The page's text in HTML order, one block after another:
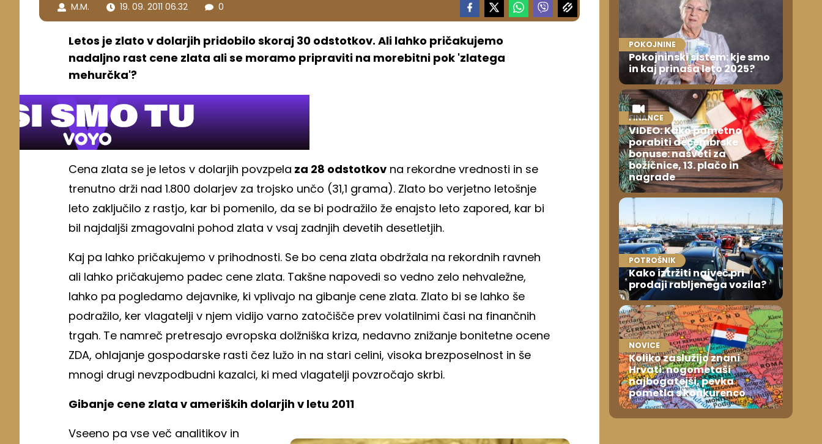
M.M. 19. 09. 2011 06.32 0
Letos je zlato v dolarjih pridobilo skoraj 30 odstotkov. Ali lahko pričakujemo
nadaljno rast cene zlata ali se moramo pripraviti na morebitni pok 'zlatega
mehurčka'?
Cena zlata se je letos v dolarjih povzpela za 28 odstotkov na rekordne vrednosti in se
trenutno drži nad 1.800 dolarjev za trojsko unčo (31,1 grama). Zlato bo verjetno letošnje
leto zaključilo z rastjo, kar bi pomenilo, da se bi podražilo že enajsto leto zapored, kar bi
bil najdaljši zmagovalni pohod zlata v vsaj zadnjih devetih desetletjih.
Kaj pa lahko pričakujemo v prihodnosti. Se bo cena zlata obdržala na rekordnih ravneh
ali lahko pričakujemo padec cene zlata. Takšne napovedi so vedno zelo nehvaležne,
lahko pa pogledamo dejavnike, ki vplivajo na gibanje cene zlata. Zlato bi se lahko še
podražilo, ker vlagatelji v njem vidijo varno zatočišče prev volatilnimi časi na finančnih
trgah. Te namreč pretresajo evropska dolžniška kriza, nedavno znižanje bonitetne ocene
ZDA, ohlajanje gospodarske rasti čez lužo in na stari celini, visoka brezposelnost in še
mnogi drugi nevzpodbudni kazalci, ki med vlagatelji povzročajo skrbi.
Gibanje cene zlata v ameriških dolarjih v letu 2011
Vseeno pa vse več analitikov in
POKOJNINE
Pokojninski sistem: kje smo
in kaj prinaša leto 2025?
FINANCE
VIDEO: Kako pametno
porabiti decembrske
bonuse: nasveti za
božičnice, 13. plačo in
nagrade
POTROŠNIK
Kako iztržiti največ pri
prodaji rabljenega vozila?
NOVICE
Koliko zaslužijo znani
Hrvati: nogometaši
najbogatejši, pevka
pometla s konkurenco